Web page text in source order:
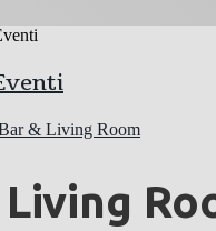
& Living Room